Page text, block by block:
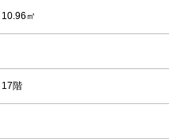
10.96㎡
17階